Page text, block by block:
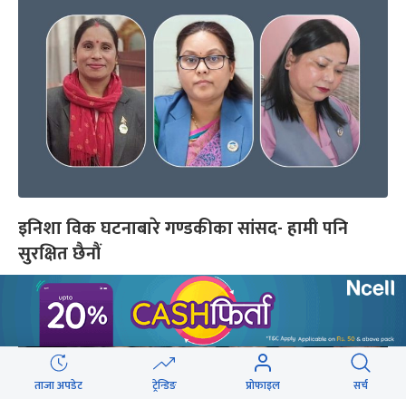
इनिशा विक घटनाबारे गण्डकीका सांसद- हामी पनि
सुरक्षित छैनौं
ताजा अपडेट ट्रेन्डिङ प्रोफाइल सर्च